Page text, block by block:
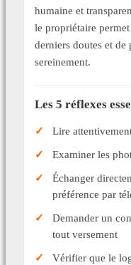
humaine et
le propriétaire
derniers doutes et
sereinement.
Les 5 réflexes
Lire
Examiner les
Échanger
préférence par
Demander un
tout versement
Vérifier que le